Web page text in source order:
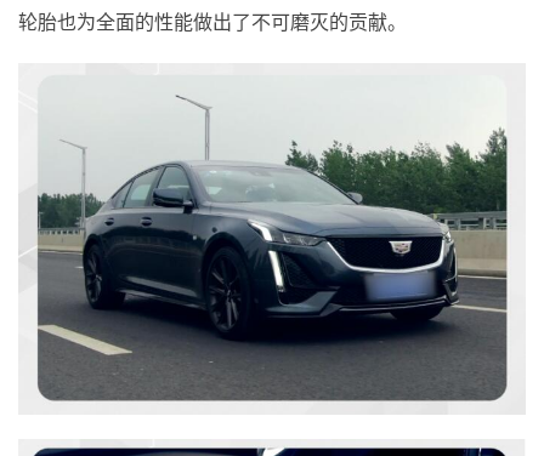
轮胎也为全面的性能做出了不可磨灭的贡献。